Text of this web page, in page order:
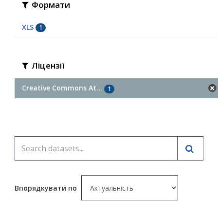
Формати
XLS 1
Ліцензії
Creative Commons At... 1
Впорядкувати по